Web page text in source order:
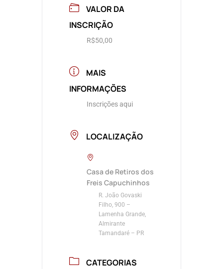
VALOR DA
INSCRIÇÃO
R$50,00
MAIS
INFORMAÇÕES
Inscrições aqui
LOCALIZAÇÃO
Casa de Retiros dos
Freis Capuchinhos
R. João Govaski
Filho, 900 –
Lamenha Grande,
Almirante
Tamandaré – PR
CATEGORIAS